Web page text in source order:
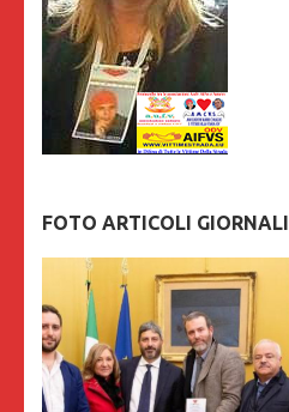
FOTO ARTICOLI GIORNALI